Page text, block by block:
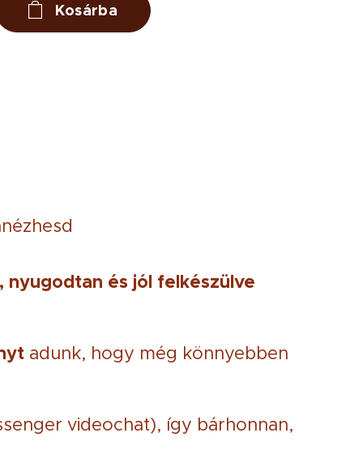
Kosárba
nyugodtan és jól felkészülve
adunk, hogy még könnyebben
videochat), így bárhonnan,